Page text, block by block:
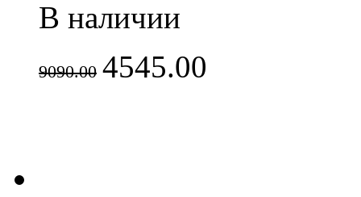
В наличии
9090.00 4545.00